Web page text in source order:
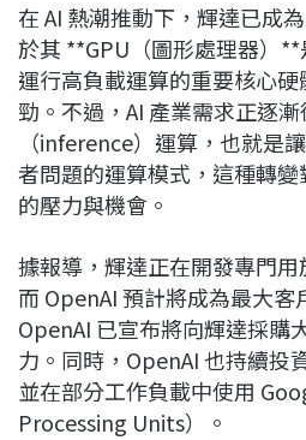
在 AI 熱潮推動下，輝達已成
於其 **GPU（圖形處理器）
運行高負載運算的重要核心
勁。不過，AI 產業需求正逐
（inference）運算，也就是
者問題的運算模式，這種轉
的壓力與機會。
據報導，輝達正在開發專門用
而 OpenAI 預計將成為最大客
OpenAI 已宣布將向輝達採購
力。同時，OpenAI 也持續投
並在部分工作負載中使用
Processing Units）。